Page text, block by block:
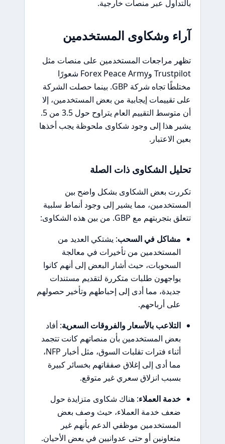
بالتداول عبر منصات خارجية.
آراء وشكاوى المستخدمين
تظهر مراجعات المستخدمين على منصات مثل
Trustpilot وForex Peace Army شعورًا
مختلطًا تجاه شركة GBP. بينما حصلت الشركة
على تقييمات إيجابية من بعض المستخدمين، إلا
أن متوسط التقييم العام يتراوح حول 3.5 من 5.
يشير هذا إلى وجود شكاوى ملحوظة يجب أخذها
بعين الاعتبار.
تحليل الشكاوى ذات الصلة
تكررت بعض الشكاوى بشكل واضح بين
المستخدمين، مما يشير إلى وجود أنماط سلبية
تتعلق بتجربتهم مع GBP. من بين هذه الشكاوى:
مشاكل في السحب: يشتكي العديد من
المستخدمين من تأخيرات في معالجة
السحوبات، حيث أشار البعض إلى أنهم كانوا
يواجهون طلبات متكررة لتقديم مستندات
جديدة، مما أدى إلى إحباطهم وتأخير حصولهم
على أرباحهم.
التلاعب بالأسعار والفروقات السعرية: أفاد
بعض المستخدمين بأن منصاتهم كانت تتجمد
أثناء فترات تقلبات السوق، مثل أخبار NFP،
مما أدى إلى إغلاق صفقاتهم بخسائر كبيرة
بسبب انزلاق سعري غير متوقع.
خدمة العملاء: هناك شكاوى متزايدة حول
ضعف خدمة العملاء، حيث وصف بعض
المستخدمين موظفي الدعم بأنهم غير
متعاونين أو حتى عدوانيين في بعض الأحيان.